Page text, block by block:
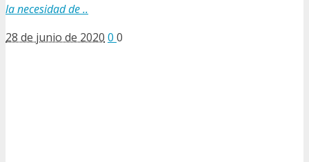
la necesidad de ..
28 de junio de 2020 0 0